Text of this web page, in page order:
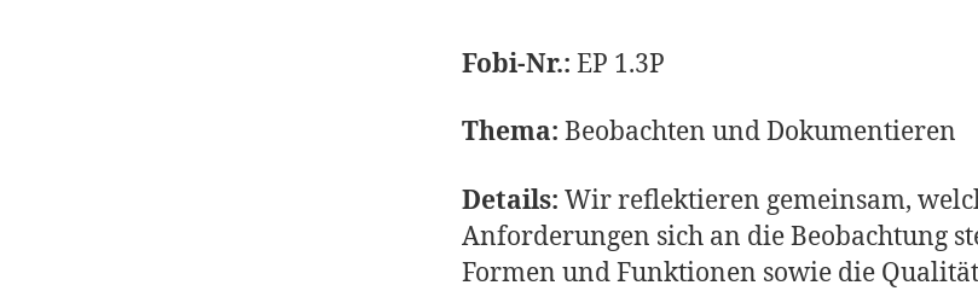
Fobi-Nr.: EP 1.3P
Thema: Beobachten und Dokumentieren
Details: Wir reflektieren gemeinsam,
Anforderungen sich an die Beobachtung
Formen und Funktionen sowie die